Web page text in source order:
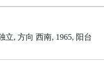
立, 方向 西南, 1965, 阳台